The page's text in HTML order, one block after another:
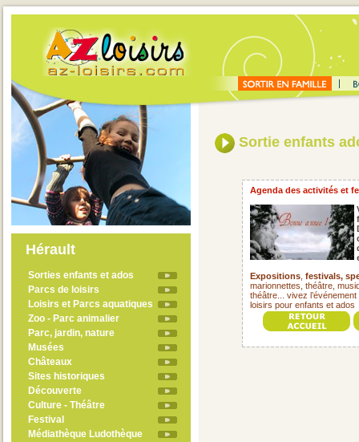
Hérault
Sorties enfants et ados
Parcs de loisirs
Loisirs et Parcs aquatiques
Zoo - Parc animalier
Parc, jardin, nature
Musées
Châteaux
Sites historiques
Découverte
Culture - Théâtre
Festival
Médiathèque Ludothèque
Sortie enfants
Agenda des activités et
Expositions festivals,
marionnettes, théâtre,
théâtre... vivez
loisirs pour enfants et ados